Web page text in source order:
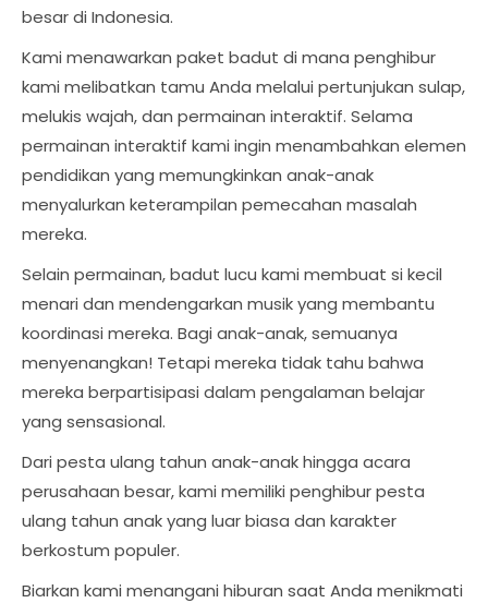
besar di Indonesia.
Kami menawarkan paket badut di mana penghibur
kami melibatkan tamu Anda melalui pertunjukan sulap,
melukis wajah, dan permainan interaktif. Selama
permainan interaktif kami ingin menambahkan elemen
pendidikan yang memungkinkan anak-anak
menyalurkan keterampilan pemecahan masalah
mereka.
Selain permainan, badut lucu kami membuat si kecil
menari dan mendengarkan musik yang membantu
koordinasi mereka. Bagi anak-anak, semuanya
menyenangkan! Tetapi mereka tidak tahu bahwa
mereka berpartisipasi dalam pengalaman belajar
yang sensasional.
Dari pesta ulang tahun anak-anak hingga acara
perusahaan besar, kami memiliki penghibur pesta
ulang tahun anak yang luar biasa dan karakter
berkostum populer.
Biarkan kami menangani hiburan saat Anda menikmati